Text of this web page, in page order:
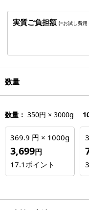
実質ご負担額 (=お試し費
数量
数量： 350円 × 3000g
369.9 円 × 1000g
3,699円
17.1 ポイント